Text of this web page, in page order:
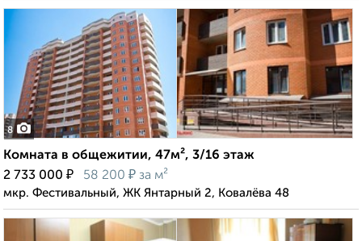
8
Комната в общежитии, 47м², 3/16 этаж
2 733 000 ₽ 58 200 ₽ за м²
мкр. Фестивальный, ЖК Янтарный 2, Ковалёва 48